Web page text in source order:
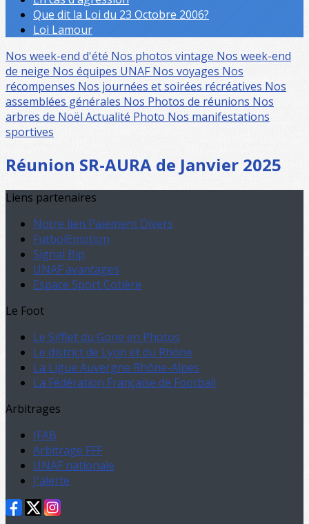
Que dit la Loi du 23 Octobre 2006?
Loi Lamour
Nos week-end d'été Nos photos vintage Nos week-end
de neige Nos équipes UNAFNos voyages Nos
récompenses Nos journées et soirées récréatives Nos
assemblées générales Nos Photos de réunions Nos
arbres de Noël Actualité Photo Nos manifestations
sportives
Réunion SR-AURA de Janvier 2025
Liens partenaires
Notre lien Paiement Divers
FutbolEmotion
Signal Bip
UNAF avantages
Espace Sport Cotière
Le Foot
Le Sifflet du Gone en Photos
Le district de Lyon et du Rhône
La Ligue Auvergne Rhône-Alpes
La Fédération Française de Football
Arbitrages
IFAB
Arbitrage FFF
UNAF nationale
J'alerte